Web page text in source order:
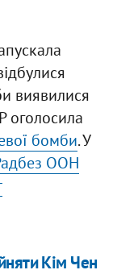
виявилися
оголосила
бомби. У
ООН
Кім Чен